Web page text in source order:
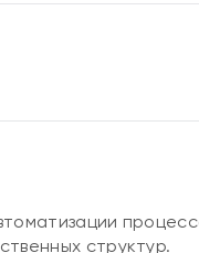
структур.